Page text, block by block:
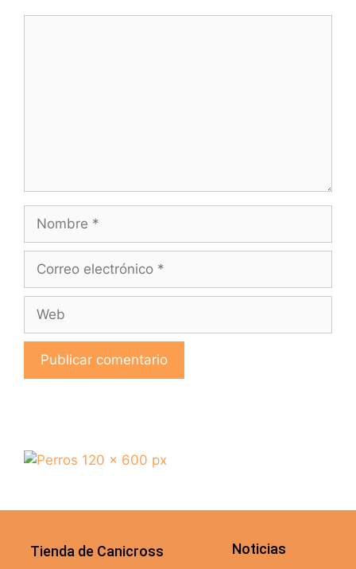
Tienda de Canicross Noticias